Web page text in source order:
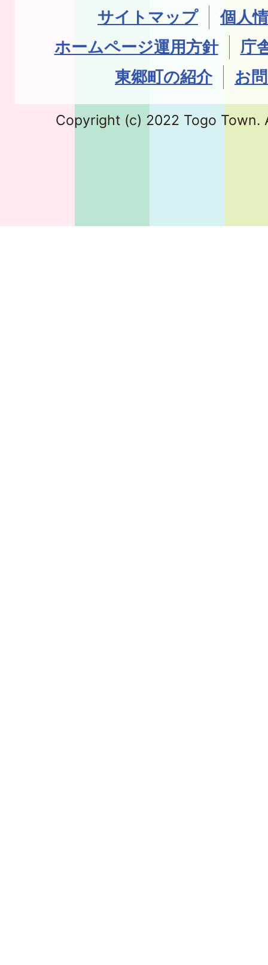
サイトマップ
個人
ホームページ運用方針
庁
東郷町の紹介
お
Copyright (c) 2022 Togo Town.